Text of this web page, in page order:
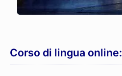
Corso di lingua online: